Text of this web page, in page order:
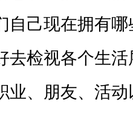
自己现在拥有
去检视各个生
业、朋友、活